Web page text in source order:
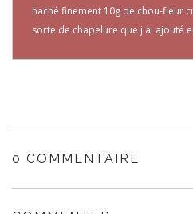
haché finement 10g de chou-fleur
sorte de chapelure que j'ai ajouté
0 COMMENTAIRE